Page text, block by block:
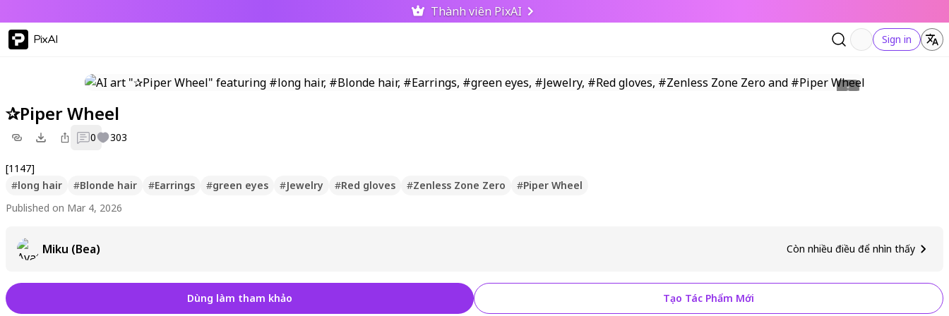
Thành viên PixAI
PixAI Sign in
✰Piper Wheel
0 303
[1147]
#long hair #Blonde hair #Earrings #green eyes #Jewelry #Red gloves #Zenless Zone Zero #Piper Wheel
Published on Mar 4, 2026
Miku (Bea) Còn nhiều điều để nhìn thấy
Dùng làm tham khảo Tạo Tác Phẩm Mới